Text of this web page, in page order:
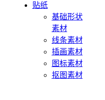
贴纸
基础形状
素材
线条素材
插画素材
图标素材
抠图素材